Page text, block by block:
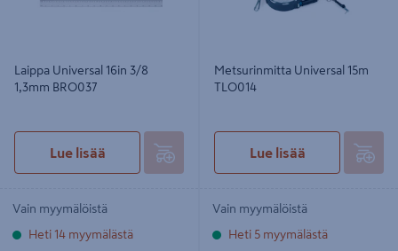
Laippa Universal 16in 3/8
1,3mm BRO037
Lue lisää
Vain myymälöistä
Heti 14 myymälästä
Metsurinmitta Universal 15m
TLO014
Lue lisää
Vain myymälöistä
Heti 5 myymälästä